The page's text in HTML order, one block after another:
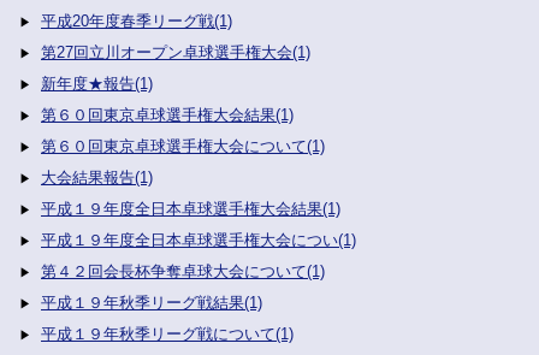
平成20年度春季リーグ戦(1)
第27回立川オープン卓球選手権大会(1)
新年度★報告(1)
第６０回東京卓球選手権大会結果(1)
第６０回東京卓球選手権大会について(1)
大会結果報告(1)
平成１９年度全日本卓球選手権大会結果(1)
平成１９年度全日本卓球選手権大会につい(1)
第４２回会長杯争奪卓球大会について(1)
平成１９年秋季リーグ戦結果(1)
平成１９年秋季リーグ戦について(1)